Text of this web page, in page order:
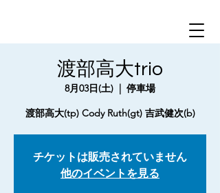
渡部高大trio
8月03日(土)
  |
停車場
渡部高大(tp) Cody Ruth(gt) 吉武健次(b)
チケットは販売されていません
他のイベントを見る